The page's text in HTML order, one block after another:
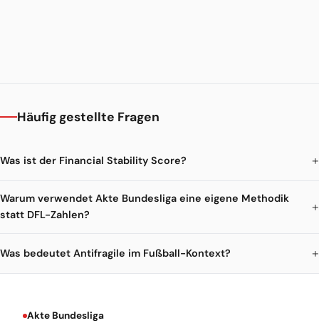
Häufig gestellte Fragen
Was ist der Financial Stability Score?
Warum verwendet Akte Bundesliga eine eigene Methodik
statt DFL-Zahlen?
Was bedeutet Antifragile im Fußball-Kontext?
Akte Bundesliga